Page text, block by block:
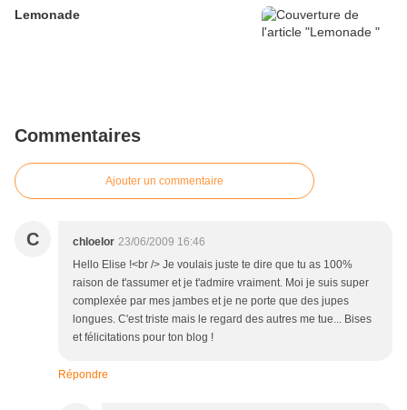
Lemonade
Commentaires
Ajouter un commentaire
C chloelor 23/06/2009 16:46
Hello Elise !<br /> Je voulais juste te dire que tu as 100%
raison de t'assumer et je t'admire vraiment. Moi je suis super
complexée par mes jambes et je ne porte que des jupes
longues. C'est triste mais le regard des autres me tue... Bises
et félicitations pour ton blog !
Répondre